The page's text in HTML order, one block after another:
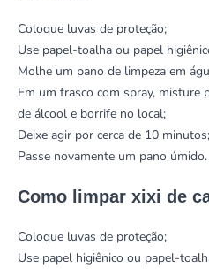
Coloque luvas de proteção;
Use papel-toalha ou papel
Molhe um pano de limpeza em
Em um frasco com spray, misture
de álcool e borrife no local;
Deixe agir por cerca de 10 minutos;
Passe novamente um pano úmido.
Como limpar xixi de
Coloque luvas de proteção;
Use papel higiênico ou papel-